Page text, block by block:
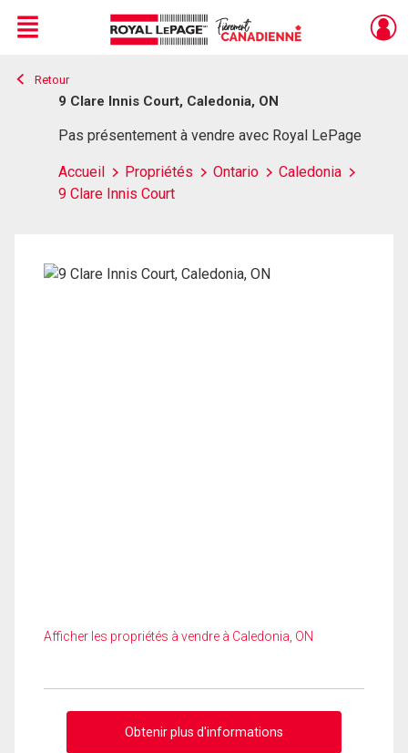
Live
En Direct
Menu
Retour
9 Clare Innis Court, Caledonia, ON
Pas présentement à vendre avec Royal LePage
Accueil Propriétés Ontario
Caledonia
9 Clare Innis Court
Afficher les propriétés à vendre à Caledonia, ON
Obtenir plus d'informations